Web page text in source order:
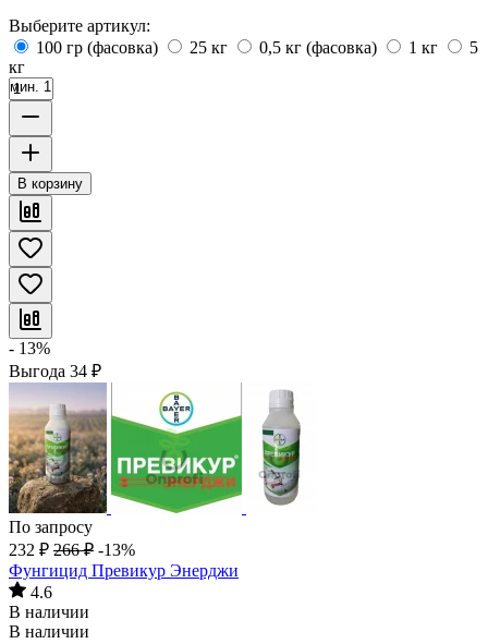
Выберите артикул:
100 гр (фасовка)
25 кг 0,5 кг (фасовка) 1 кг
5
кг
мин. 1
В корзину
- 13%
Выгода 34 ₽
По запросу
232 ₽ 266 ₽ -13%
Фунгицид Превикур Энерджи
4.6
В наличии
В наличии